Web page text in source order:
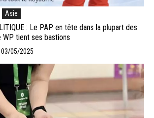
Asie
: Le PAP en tête dans la plupart des
tient ses bastions
03/05/2025